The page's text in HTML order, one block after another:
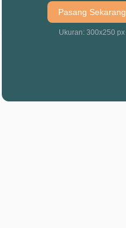
Pasang Sekarang
Ukuran: 300x250 px